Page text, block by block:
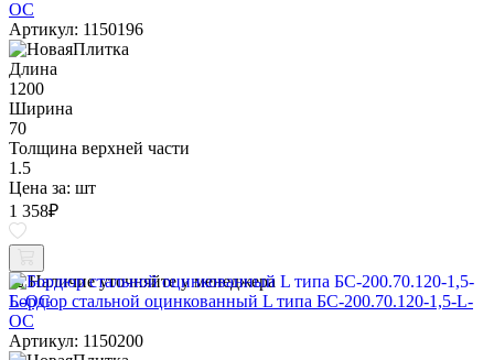
ОС
Артикул: 1150196
Длина
1200
Ширина
70
Толщина верхней части
1.5
Цена за: шт
1 358₽
Наличие уточняйте у менеджера
Бордюр стальной оцинкованный L типа БС-200.70.120-1,5-L-
ОС
Артикул: 1150200